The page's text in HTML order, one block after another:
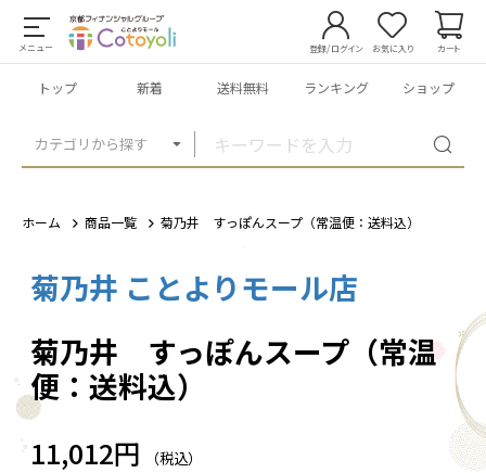
メニュー
カテゴリから探す
登録/ログイン お気に入り カート
トップ 新着 送料無料 ランキング ショップ
ホーム 商品一覧 菊乃井 すっぽんスープ（常温便：送料込）
菊乃井 ことよりモール店
菊乃井 すっぽんスープ（常温
便：送料込）
11,012円 （税込）